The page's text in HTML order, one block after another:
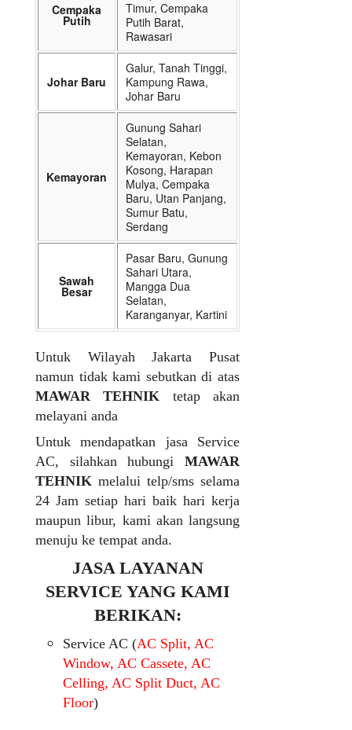
Cempaka
Putih
Timur, Cempaka
Putih Barat,
Rawasari
Johar Baru
Galur, Tanah Tinggi,
Kampung Rawa,
Johar Baru
Kemayoran
Gunung Sahari
Selatan,
Kemayoran, Kebon
Kosong, Harapan
Mulya, Cempaka
Baru, Utan Panjang,
Sumur Batu,
Serdang
Sawah
Besar
Pasar Baru, Gunung
Sahari Utara,
Mangga Dua
Selatan,
Karanganyar, Kartini
Untuk Wilayah Jakarta Pusat
namun tidak kami sebutkan di atas
MAWAR TEHNIK tetap akan
melayani anda
Untuk mendapatkan jasa Service
AC, silahkan hubungi MAWAR
TEHNIK melalui telp/sms selama
24 Jam setiap hari baik hari kerja
maupun libur, kami akan langsung
menuju ke tempat anda.
JASA LAYANAN
SERVICE YANG KAMI
BERIKAN:
Service AC (AC Split, AC
Window, AC Cassete, AC
Celling, AC Split Duct, AC
Floor)